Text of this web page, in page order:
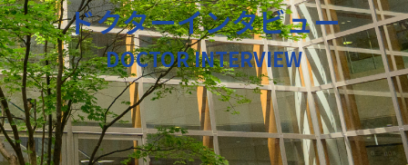
診療科・部門
医療・介護関係の方
ドクターインタビュー
DOCTOR INTERVIEW